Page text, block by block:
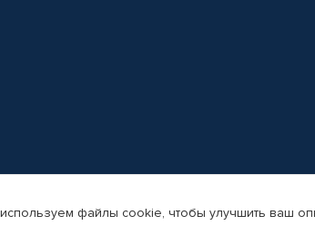
2015-2026. Все права защищены. Интернет-магазин
файлы cookie, чтобы улучшить ваш